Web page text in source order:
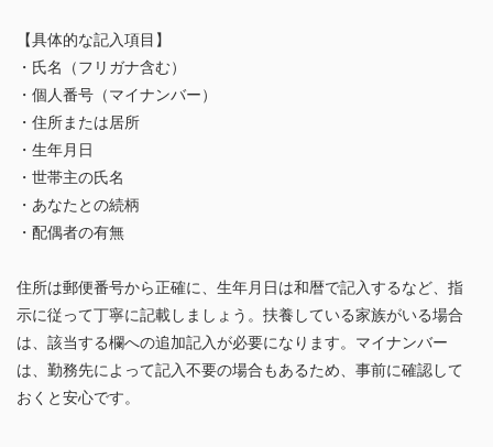
【具体的な記入項目】
・氏名（フリガナ含む）
・個人番号（マイナンバー）
・住所または居所
・生年月日
・世帯主の氏名
・あなたとの続柄
・配偶者の有無
住所は郵便番号から正確に、生年月日は和暦で記入するなど、指
示に従って丁寧に記載しましょう。扶養している家族がいる場合
は、該当する欄への追加記入が必要になります。マイナンバー
は、勤務先によって記入不要の場合もあるため、事前に確認して
おくと安心です。